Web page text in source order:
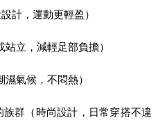
計，運動更輕盈）
立，減輕足部負擔）
氣候，不悶熱）
群（時尚設計，日常穿搭不違